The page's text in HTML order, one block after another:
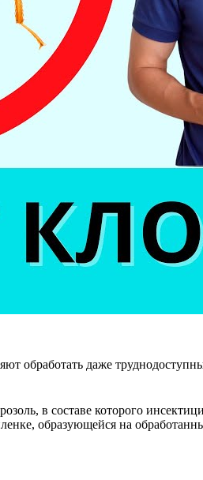
обработать даже
в составе которого
образующейся на